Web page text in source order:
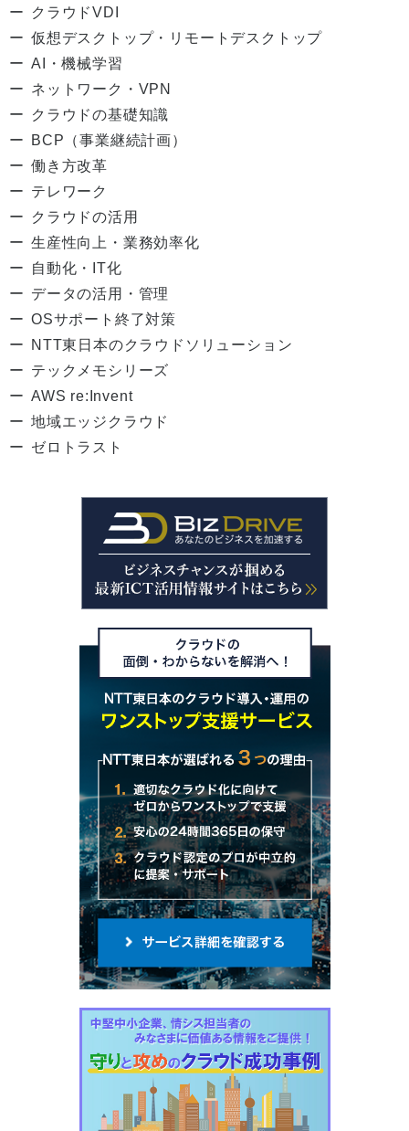
クラウドVDI
仮想デスクトップ・リモートデスクトップ
AI・機械学習
ネットワーク・VPN
クラウドの基礎知識
BCP（事業継続計画）
働き方改革
テレワーク
クラウドの活用
生産性向上・業務効率化
自動化・IT化
データの活用・管理
OSサポート終了対策
NTT東日本のクラウドソリューション
テックメモシリーズ
AWS re:Invent
地域エッジクラウド
ゼロトラスト